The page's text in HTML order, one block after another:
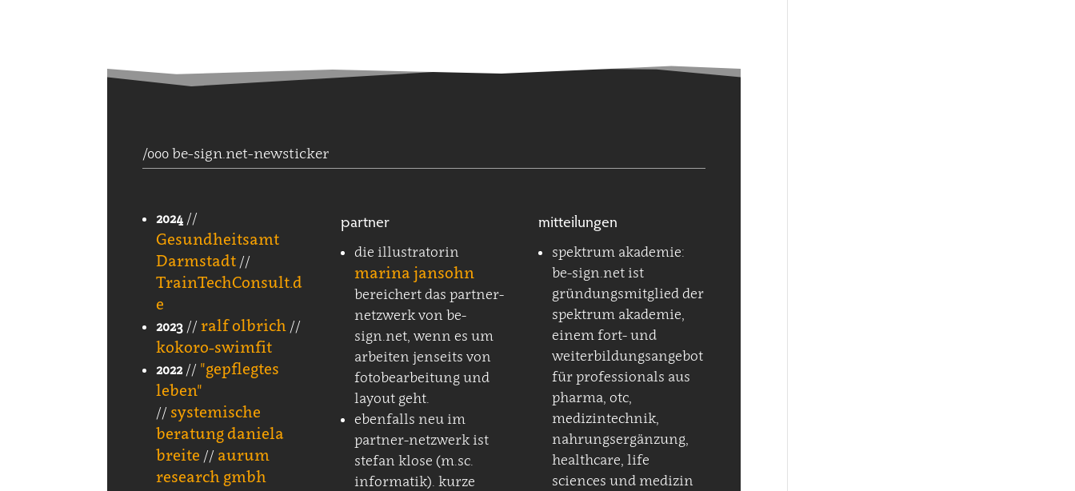
/000 be-sign.net-newsticker
2024 //
Gesundheitsamt
Darmstadt//
TrainTechConsult.d
e
2023 // ralf olbrich //
kokoro-swimfit
2022 // "gepflegtes
leben"
// systemische
beratung daniela
breite // aurum
research gmbh
partner
die illustratorin
marina jansohn
bereichert das partner-
netzwerk von be-
sign.net, wenn es um
arbeiten jenseits von
fotobearbeitung und
layout geht.
ebenfalls neu im
partner-netzwerk ist
stefan klose (m.sc.
informatik). kurze
mitteilungen
spektrum akademie:
be-sign.net ist
gründungsmitglied der
spektrum akademie,
einem fort- und
weiterbildungsangebot
für professionals aus
pharma, otc,
medizintechnik,
nahrungsergänzung,
healthcare, life
sciences und medizin